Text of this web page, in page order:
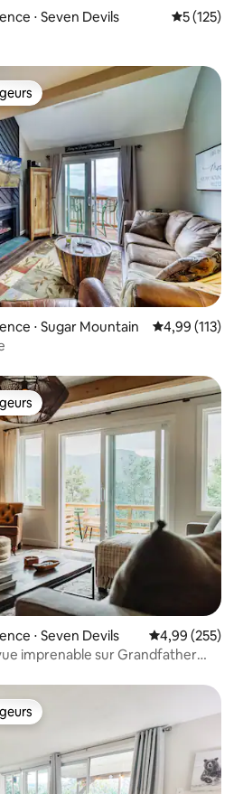
⋅ Seven Devils Évaluation
5 (125)
les plus appréciés
⋅ Sugar Mountain Évaluation
4,99 (113)
les plus appréciés
⋅ Seven Devils Évaluation
4,99 (255)
imprenable sur Grandfather
les plus appréciés